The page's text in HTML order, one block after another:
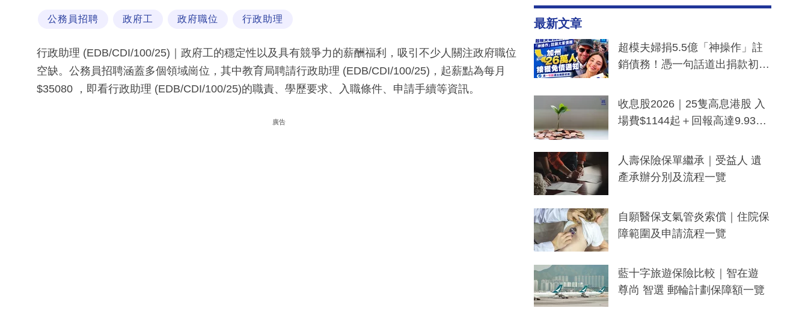
公務員招聘 政府工 政府職位 行政助理
行政助理 (EDB/CDI/100/25)｜政府工的穩定性以及具有競爭力的薪酬福利，吸引不少人關注政府職位
空缺。公務員招聘涵蓋多個領域崗位，其中教育局聘請行政助理 (EDB/CDI/100/25)，起薪點為每月
$35080 ，即看行政助理 (EDB/CDI/100/25)的職責、學歷要求、入職條件、申請手續等資訊。
廣告
最新文章
超模夫婦捐5.5億「神操作」註
銷債務！憑一句話道出捐款初
一度被誤當詐騙手段
收息股2026｜25隻高息港股 入
場費$1144起＋回報高達9.93
人壽保險保單繼承｜受益人 遺
產承辦分別及流程一覽
自願醫保支氣管炎索償｜住院保
障範圍及申請流程一覽
藍十字旅遊保險比較｜智在遊
尊尚 智選 郵輪計劃保障額一覽